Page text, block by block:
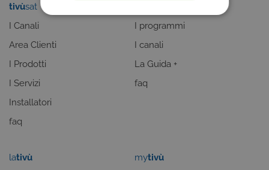
tivùsat
I Canali
Area Clienti
I Prodotti
I Servizi
Installatori
faq
I programmi
I canali
La Guida +
faq
lativù
mytivù
COOKIE TECNICI
COOKIE ANALITICI
COOKIE DI PROFILAZIONE
Cookie di profilazione
Funzionalità